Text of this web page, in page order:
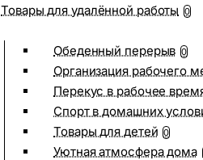
Товары для удалённой работы 0
Обеденный перерыв 0
Организация рабочего
Перекус в рабочее
Спорт в домашних
Товары для детей 0
Уютная атмосфера дома